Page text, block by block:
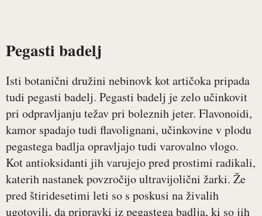
Pegasti badelj
Isti botanični družini nebinovk kot artičoka pripada
tudi pegasti badelj. Pegasti badelj je zelo učinkovit
pri odpravljanju težav pri boleznih jeter. Flavonoidi,
kamor spadajo tudi flavolignani, učinkovine v plodu
pegastega badlja opravljajo tudi varovalno vlogo.
Kot antioksidanti jih varujejo pred prostimi radikali,
katerih nastanek povzročijo ultravijolični žarki. Že
pred štiridesetimi leti so s poskusi na živalih
ugotovili, da pripravki iz pegastega badlja, ki so jih